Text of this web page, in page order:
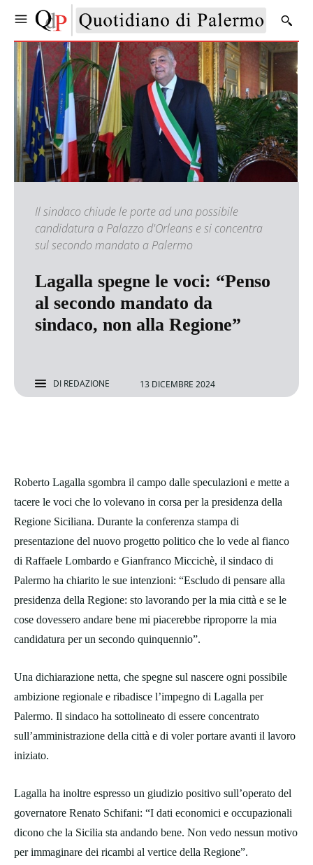
Il sindaco chiude le porte ad una possibile
candidatura a Palazzo d'Orleans e si concentra
sul secondo mandato a Palermo
Lagalla spegne le voci: “Penso
al secondo mandato da
sindaco, non alla Regione”
DI REDAZIONE 13 DICEMBRE 2024
Roberto Lagalla sgombra il campo dalle speculazioni e mette a
tacere le voci che lo volevano in corsa per la presidenza della
Regione Siciliana. Durante la conferenza stampa di
presentazione del nuovo progetto politico che lo vede al fianco
di Raffaele Lombardo e Gianfranco Miccichè, il sindaco di
Palermo ha chiarito le sue intenzioni: “Escludo di pensare alla
presidenza della Regione: sto lavorando per la mia città e se le
cose dovessero andare bene mi piacerebbe riproporre la mia
candidatura per un secondo quinquennio”.
Una dichiarazione netta, che spegne sul nascere ogni possibile
ambizione regionale e ribadisce l’impegno di Lagalla per
Palermo. Il sindaco ha sottolineato di essere concentrato
sull’amministrazione della città e di voler portare avanti il lavoro
iniziato.
Lagalla ha inoltre espresso un giudizio positivo sull’operato del
governatore Renato Schifani: “I dati economici e occupazionali
dicono che la Sicilia sta andando bene. Non vedo nessun motivo
per immaginare dei ricambi al vertice della Regione”.